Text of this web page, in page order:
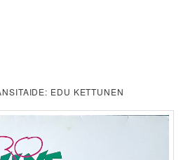
EDU KETTUNEN